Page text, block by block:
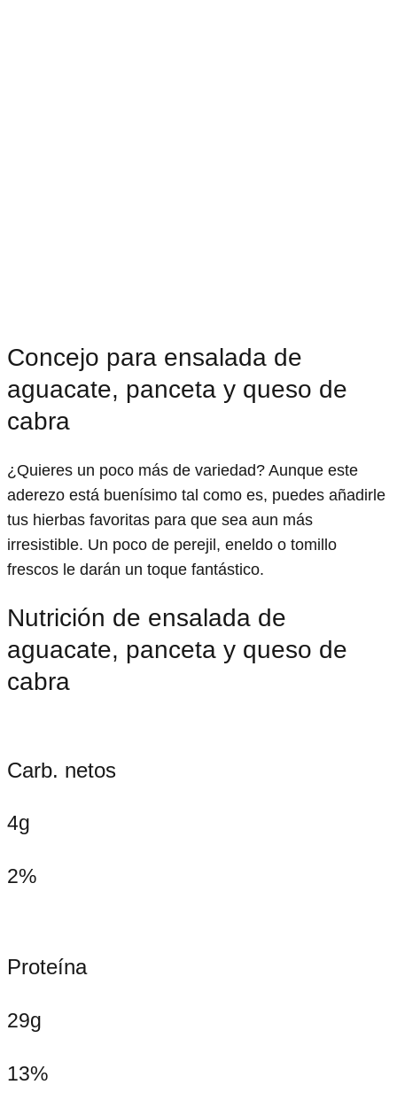
Concejo para ensalada de
aguacate, panceta y queso de
cabra
¿Quieres un poco más de variedad? Aunque este
aderezo está buenísimo tal como es, puedes añadirle
tus hierbas favoritas para que sea aun más
irresistible. Un poco de perejil, eneldo o tomillo
frescos le darán un toque fantástico.
Nutrición de ensalada de
aguacate, panceta y queso de
cabra
Carb. netos
4g
2%
Proteína
29g
13%